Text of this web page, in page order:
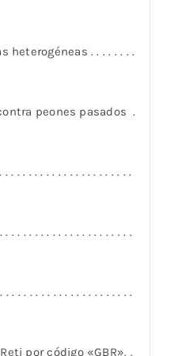
. . . . . . . .
peones pasados .
. . . . . . . . . . . . . . . . . . .
. . . . . . . . . . . . . . . . . . . .
. . . . . . . . . . . . . . . . . . . .
por código «GBR». .